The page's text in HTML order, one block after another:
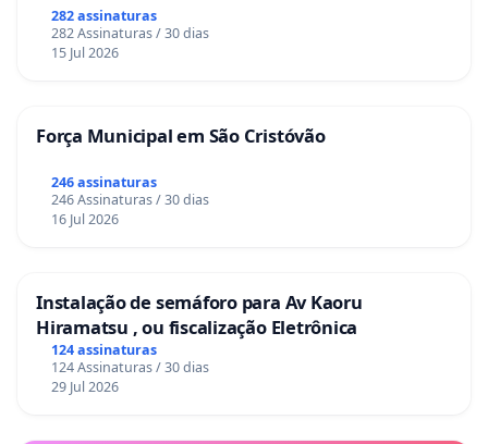
282 assinaturas
282 Assinaturas / 30 dias
15 Jul 2026
Força Municipal em São Cristóvão
246 assinaturas
246 Assinaturas / 30 dias
16 Jul 2026
Instalação de semáforo para Av Kaoru
Hiramatsu , ou fiscalização Eletrônica
124 assinaturas
124 Assinaturas / 30 dias
29 Jul 2026